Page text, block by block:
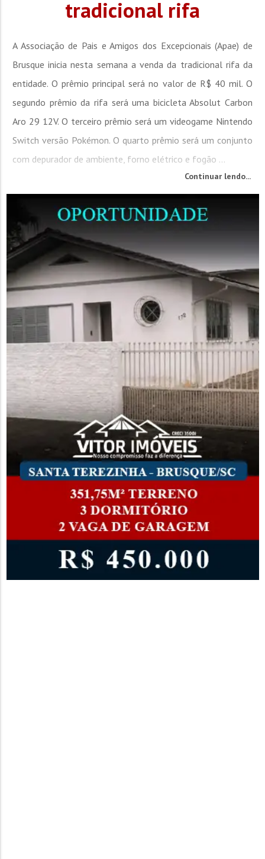
tradicional rifa
A Associação de Pais e Amigos dos Excepcionais (Apae) de
Brusque inicia nesta semana a venda da tradicional rifa da
entidade. O prêmio principal será no valor de R$ 40 mil. O
segundo prêmio da rifa será uma bicicleta Absolut Carbon
Aro 29 12V. O terceiro prêmio será um videogame Nintendo
Switch versão Pokémon. O quarto prêmio será um conjunto
com depurador de ambiente, forno elétrico e fogão ...
Continuar lendo...